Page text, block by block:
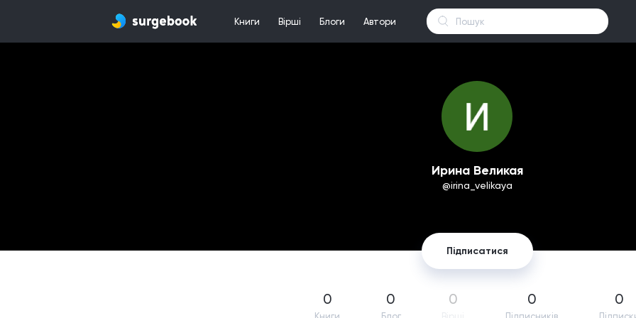
Книги Вірші Блоги Автори
Ирина Великая
@irina_velikaya
Підписатися
0 0 0 0 0